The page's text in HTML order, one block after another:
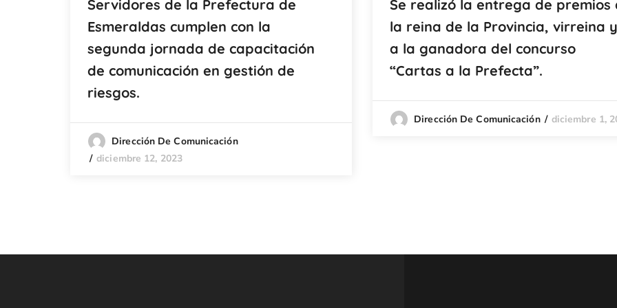
Servidores de la Prefectura de
Esmeraldas cumplen con la
segunda jornada de capacitación
de comunicación en gestión de
riesgos.
Dirección De Comunicación
diciembre 12, 2023
Se realizó la entrega de premios
la reina de la Provincia, virreina y
a la ganadora del concurso
“Cartas a la Prefecta”.
Dirección De Comunicación diciembre 1,